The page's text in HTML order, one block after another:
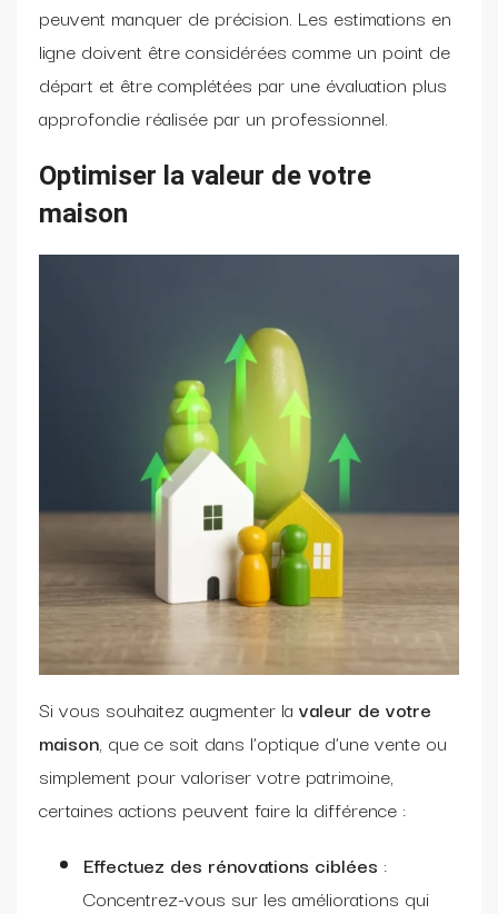
peuvent manquer de précision. Les estimations en
ligne doivent être considérées comme un point de
départ et être complétées par une évaluation plus
approfondie réalisée par un professionnel.
Optimiser la valeur de votre
maison
Si vous souhaitez augmenter la valeur de votre
maison, que ce soit dans l’optique d’une vente ou
simplement pour valoriser votre patrimoine,
certaines actions peuvent faire la différence :
Effectuez des rénovations ciblées :
Concentrez-vous sur les améliorations qui